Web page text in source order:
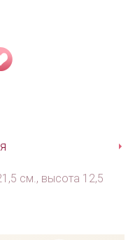
см., высота 12,5